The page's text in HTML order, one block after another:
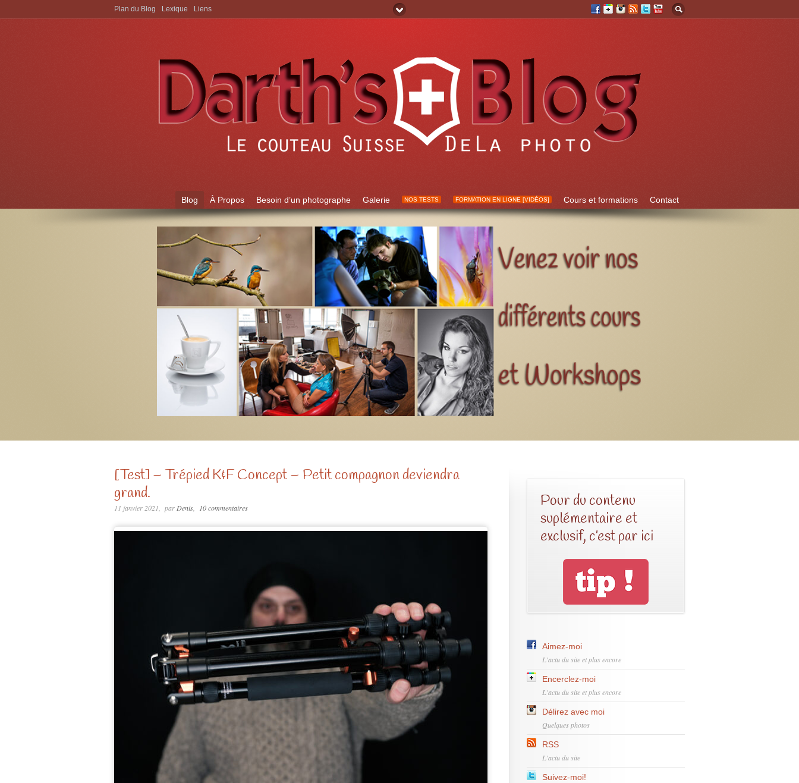
Aller à:
Blog À Propos Besoin d’un photographe Galerie NOS TESTS FORMATION EN LIGNE [VIDÉOS] Cours et formations Contact
Plan du Blog Lexique Liens
[Test] – Trépied K&F Concept – Petit compagnon deviendra
grand.
11 janvier 2021 parDenis 10 commentaires
Pour du contenu
suplémentaire et
exclusif, c’est par ici
Aimez-moi
L'actu du site et plus encore
Encerclez-moi
L'actu du site et plus encore
Délirez avec moi
Quelques photos
RSS
L'actu du site
Suivez-moi!